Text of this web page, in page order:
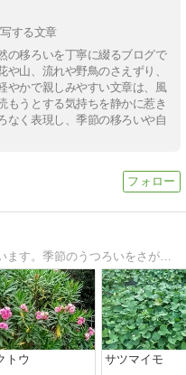
する文章
の移ろいを丁寧に綴るブログで
山、流れや野鳥のさえずり、
やかで親しみやすい文章は、風
もうとする気持ちを静かに惹き
なく表現し、季節の移ろいや自
山と花に季節の移ろいをさがしています。季節のうつろいをさがし、蜜蜂の羽の音をききながら、野山をあるいています。
トウ サツマイモ